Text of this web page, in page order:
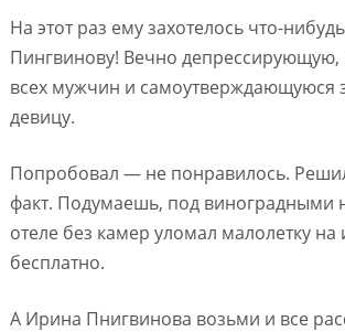
На этот раз ему захотелось что-
Пингвинову! Вечно
всех мужчин и самоутверждающуюся
девицу.
Попробовал — не понравилось.
факт. Подумаешь, под виноградными
отеле без камер уломал малолетку на
бесплатно.
А Ирина Пнигвинова возьми и все